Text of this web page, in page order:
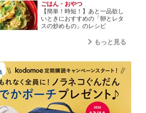
ごはん・おやつ
【簡単！時短！】あと一品欲し
いときにおすすめの「卵とレタ
スの炒めもの」のレシピ
もっと見る